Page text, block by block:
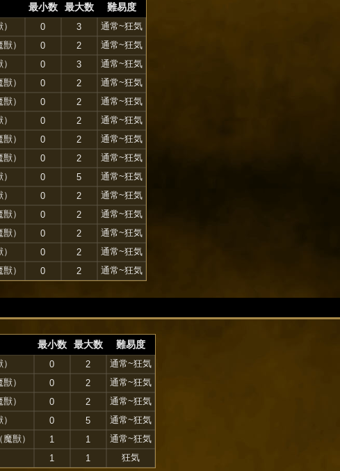
最小数 最大数 難易度
0 3
通常~狂気
獣） 0 2 通常~狂気
0 3
通常~狂気
獣） 0 2
通常~狂気
） 0 2 通常~狂気
0 2
通常~狂気
獣） 0 2
通常~狂気
） 0 2
通常~狂気
0 5 通常~狂気
0 2
通常~狂気
獣） 0 2
通常~狂気
） 0 2
通常~狂気
0 2
通常~狂気
獣） 0 2 通常~狂気
最小数 最大数 難易度
0 2
通常~狂気
獣） 0 2
通常~狂気
） 0 2
通常~狂気
0 5
通常~狂気
（魔獣） 1 1
通常~狂気
1 1 狂気